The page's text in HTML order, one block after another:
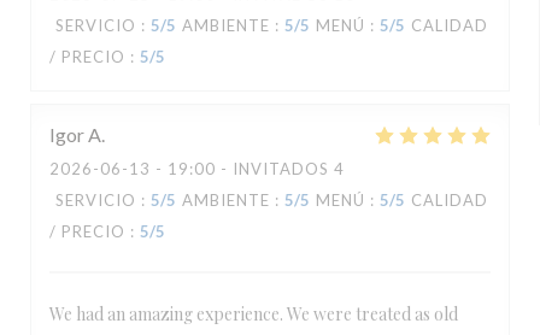
SERVICIO : 5/5 AMBIENTE : 5/5 MENÚ : 5/5 CALIDAD
/ PRECIO : 5/5
IgorA
2026-06-13 - 19:00 - INVITADOS 4
SERVICIO : 5/5 AMBIENTE : 5/5 MENÚ : 5/5 CALIDAD
/ PRECIO : 5/5
We had an amazing experience. We were treated as old